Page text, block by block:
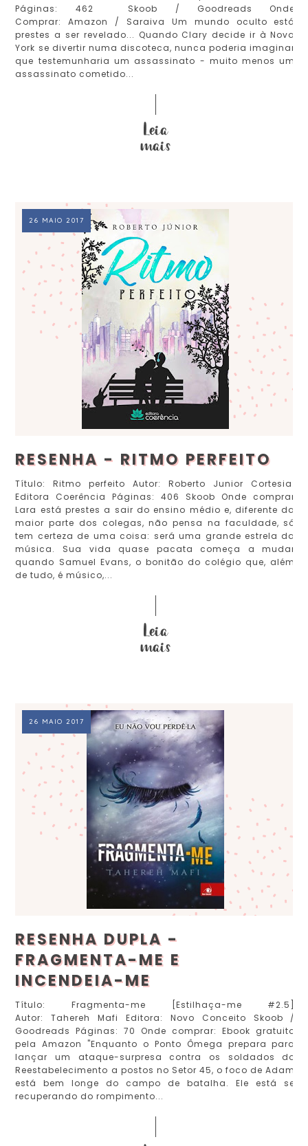
Páginas: 462 Skoob / Goodreads Onde
Comprar: Amazon / Saraiva Um mundo oculto está
prestes a ser revelado... Quando Clary decide ir à Nova
York se divertir numa discoteca, nunca poderia imaginar
que testemunharia um assassinato - muito menos um
assassinato cometido...
26 MAIO 2017
RESENHA - RITMO PERFEITO
Título: Ritmo perfeito Autor: Roberto Junior Cortesia:
Editora Coerência Páginas: 406 Skoob Onde comprar
Lara está prestes a sair do ensino médio e, diferente da
maior parte dos colegas, não pensa na faculdade, só
tem certeza de uma coisa: será uma grande estrela da
música. Sua vida quase pacata começa a mudar
quando Samuel Evans, o bonitão do colégio que, além
de tudo, é músico,...
26 MAIO 2017
RESENHA DUPLA -
FRAGMENTA-ME E
INCENDEIA-ME
Título: Fragmenta-me [Estilhaça-me #2.5]
Autor: Tahereh Mafi Editora: Novo Conceito Skoob /
Goodreads Páginas: 70 Onde comprar: Ebook gratuito
pela Amazon "Enquanto o Ponto Ômega prepara para
lançar um ataque-surpresa contra os soldados do
Reestabelecimento a postos no Setor 45, o foco de Adam
está bem longe do campo de batalha. Ele está se
recuperando do rompimento...